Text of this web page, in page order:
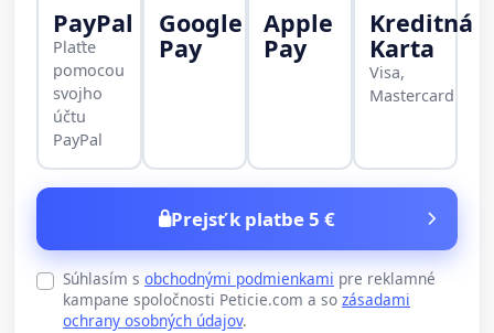
PayPal
Plaťte
pomocou
svojho
účtu
PayPal
Google
Pay
Apple
Pay
Kreditná
Karta
Visa,
Mastercard
Prejsť k platbe 5 €
Súhlasím s obchodnými podmienkami pre reklamné
kampane spoločnosti Peticie.com a so zásadami
ochrany osobných údajov.